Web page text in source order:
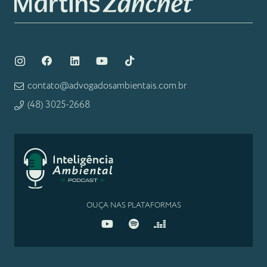
contato@advogadosambientais.com.br
(48) 3025-2668
OUÇA NAS PLATAFORMAS